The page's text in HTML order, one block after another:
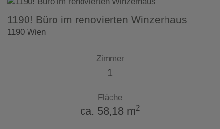
1190! Büro im renovierten Winzerhaus
1190 Wien
Zimmer
1
Fläche
ca. 58,18 m2